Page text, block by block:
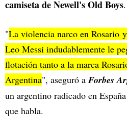
camiseta de Newell's Old Boys.
"La violencia narco en Rosario
Leo Messi indudablemente le
flotación tanto a la marca
Argentina", aseguró aForbes
un argentino radicado en
que habla.